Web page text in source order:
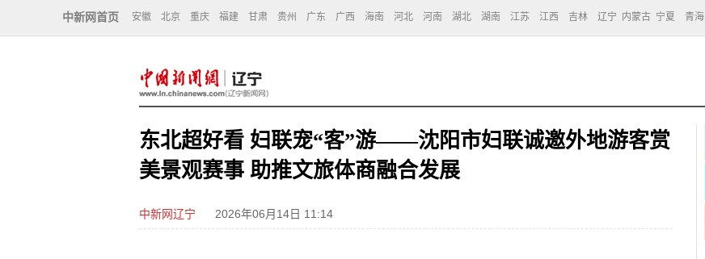
中新网首页 安徽 北京 重庆 福建 甘肃 贵州 广东 广西 海南 河北 河南 湖北 湖南 江苏 江西 吉林 辽宁 内蒙古 宁夏 青海
东北超好看 妇联宠“客”游——沈阳市妇联诚邀外地游客赏
美景观赛事 助推文旅体商融合发展
中新网辽宁 2026年06月14日 11:14